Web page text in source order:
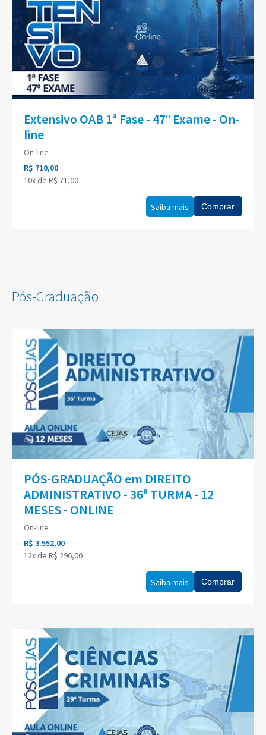
Extensivo OAB 1ª Fase - 47° Exame - On-
line
On-line
R$ 710,00
10x de R$ 71,00
Saiba mais Comprar
Pós-Graduação
PÓS-GRADUAÇÃO em DIREITO
ADMINISTRATIVO - 36ª TURMA - 12
MESES - ONLINE
On-line
R$ 3.552,00
12x de R$ 296,00
Saiba mais Comprar